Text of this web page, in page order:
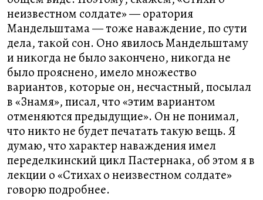
неизвестном солдате» — оратория
Мандельштама — тоже наваждение, по сути
дела, такой сон. Оно явилось Мандельштаму
и никогда не было закончено, никогда не
было прояснено, имело множество
вариантов, которые он, несчастный, посылал
в «Знамя», писал, что «этим вариантом
отменяются предыдущие». Он не понимал,
что никто не будет печатать такую вещь. Я
думаю, что характер наваждения имел
переделкинский цикл Пастернака, об этом я в
лекции о «Стихах о неизвестном солдате»
говорю подробнее.